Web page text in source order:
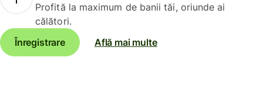
Profită la maximum de banii tăi, oriunde ai
călători.
Înregistrare
Află mai multe